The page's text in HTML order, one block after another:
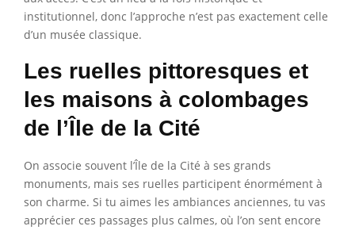
institutionnel, donc l’approche n’est pas exactement celle
d’un musée classique.
Les ruelles pittoresques et
les maisons à colombages
de l’Île de la Cité
On associe souvent l’Île de la Cité à ses grands
monuments, mais ses ruelles participent énormément à
son charme. Si tu aimes les ambiances anciennes, tu vas
apprécier ces passages plus calmes, où l’on sent encore